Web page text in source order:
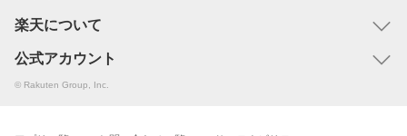
楽天について
公式アカウント
© Rakuten Group, Inc.